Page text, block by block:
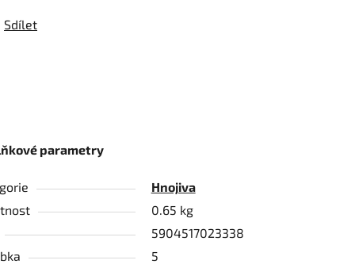
Sdílet
parametry
Hnojiva
0.65 kg
5904517023338
5